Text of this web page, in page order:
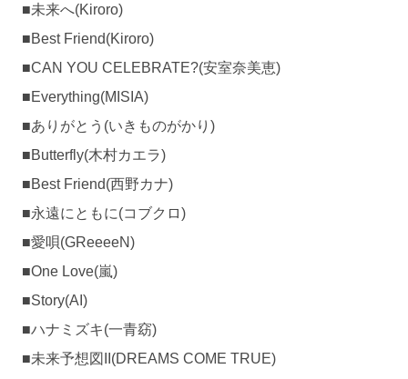
■未来へ(Kiroro)
■Best Friend(Kiroro)
■CAN YOU CELEBRATE?(安室奈美恵)
■Everything(MISIA)
■ありがとう(いきものがかり)
■Butterfly(木村カエラ)
■Best Friend(西野カナ)
■永遠にともに(コブクロ)
■愛唄(GReeeeN)
■One Love(嵐)
■Story(AI)
■ハナミズキ(一青窈)
■未来予想図II(DREAMS COME TRUE)